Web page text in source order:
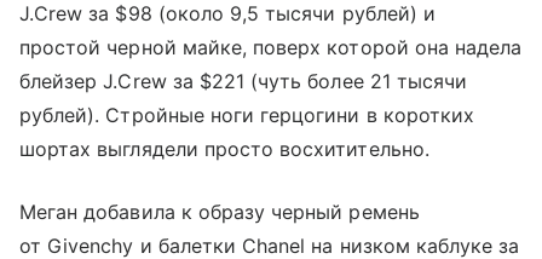
J.Crew за $98 (около 9,5 тысячи рублей) и
простой черной майке, поверх которой она надела
блейзер J.Crew за $221 (чуть более 21 тысячи
рублей). Стройные ноги герцогини в коротких
шортах выглядели просто восхитительно.
Меган добавила к образу черный ремень
от Givenchy и балетки Chanel на низком каблуке за